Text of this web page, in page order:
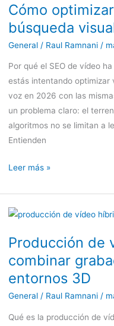
Cómo
búsqueda
General/ Raul Ramnani /
Por qué el SEO de vídeo
estás intentando optimizar
voz en 2026 con las
un problema claro: el
algoritmos no se limitan a
Entienden
vídeos
para
búsqueda
y
por
voz
en
2026
Leer más »
Producción de
combinar
entornos 3D
General/ Raul Ramnani /
Qué es la producción de
Producción
vídeo
híbrida:
cómo
grabación
real